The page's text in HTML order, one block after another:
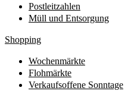
Postleitzahlen
Müll und Entsorgung
Shopping
Wochenmärkte
Flohmärkte
Verkaufsoffene Sonntage